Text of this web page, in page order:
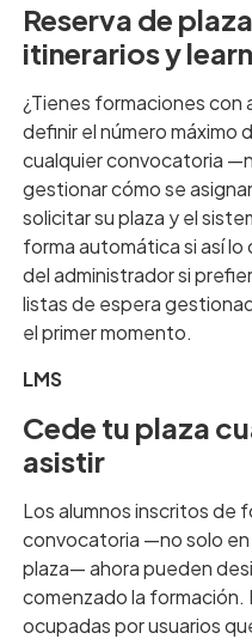
Reserva de
itinerarios y
¿Tienes formaciones con
definir el número máximo
cualquier convocatoria
gestionar cómo se
solicitar su plaza y el
forma automática si así
del administrador si
listas de espera
el primer momento.
LMS
Cede tu plaza
asistir
Los alumnos inscritos de
convocatoria —no solo
plaza— ahora pueden
comenzado la
ocupadas por usuarios